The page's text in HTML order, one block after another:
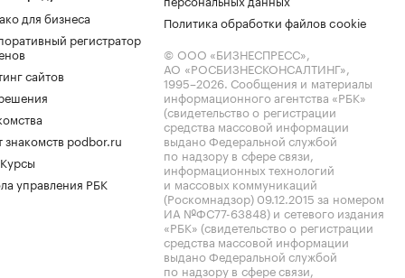
для бизнеса
регистратор
сайтов
знакомств podbor.ru
управления РБК
Политика обработки файлов cookie
© ООО «БИЗНЕСПРЕСС»,
АО «РОСБИЗНЕСКОНСАЛТИНГ»,
1995–2026. Сообщения и материалы
информационного агентства «РБК»
(свидетельство о регистрации
средства массовой информации
выдано Федеральной службой
по надзору в сфере связи,
информационных технологий
и массовых коммуникаций
(Роскомнадзор) 09.12.2015 за номером
ИА №ФС77-63848) и сетевого издания
«РБК» (свидетельство о регистрации
средства массовой информации
выдано Федеральной службой
по надзору в сфере связи,